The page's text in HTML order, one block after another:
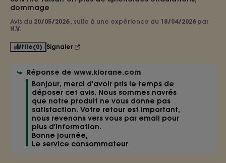
dommage
Avis du 20/05/2026 , suite à une expérience du 18/04/2026 par
N.V.
Utile(0) Signaler
Réponse de www.klorane.com
Bonjour, merci d'avoir pris le temps de
déposer cet avis. Nous sommes navrés
que notre produit ne vous donne pas
satisfaction. Votre retour est important,
nous revenons vers vous par email pour
plus d'information.
Bonne journée,
Le service consommateur